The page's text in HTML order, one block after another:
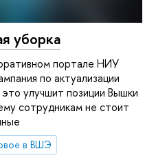
уборка
портале НИУ
по актуализации
улучшит позиции Вышки
сотрудникам не стоит
в ВШЭ